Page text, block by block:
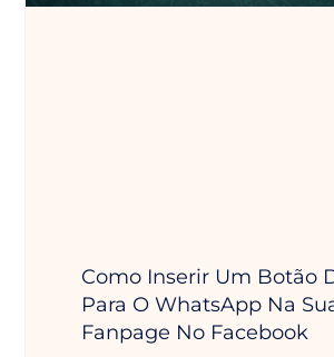
Como Inserir Um Botão
Para O WhatsApp Na
Fanpage No Facebook